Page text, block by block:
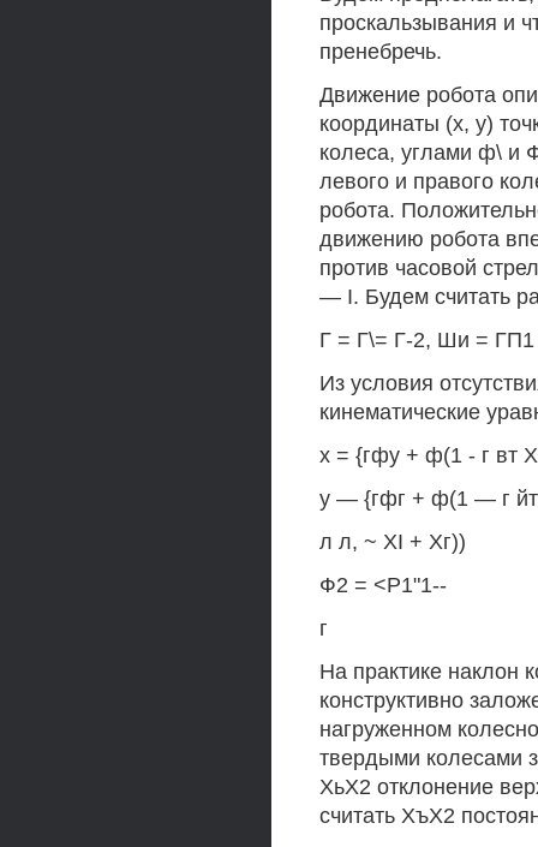
проскальзывания и
пренебречь.
Движение робота
координаты (х, у)
колеса, углами ф\ и
левого и правого
робота.
движению робота
против часовой
— I. Будем считать
Г = Г\= Г-2, Ши = ГП1
Из условия
кинематические
х = {гфу + ф(1 - г вт
у — {гфг + ф(1 — г
л л, ~ XI + Хг))
Ф2 = <Р1"1--
г
На практике наклон
конструктивно
нагруженном
твердыми колесами
ХьХ2 отклонение
считать ХъХ2